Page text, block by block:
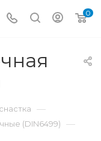
0
—
(DIN6499) —